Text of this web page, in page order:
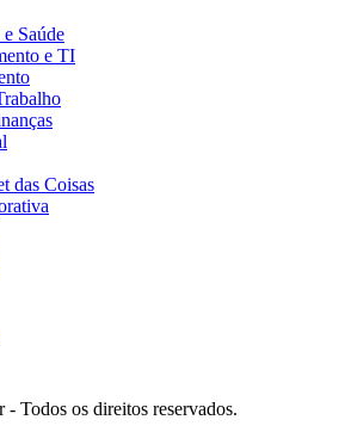
Saúde
e TI
das Coisas
Todos os direitos reservados.